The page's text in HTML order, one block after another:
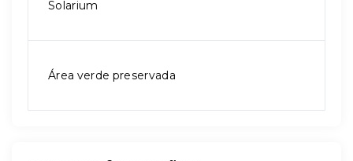
Solarium
Área verde preservada